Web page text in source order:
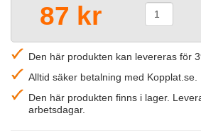
87 kr
Den här produkten kan levereras för
Alltid säker betalning med Kopplat.se.
Den här produkten finns i lager.
arbetsdagar.